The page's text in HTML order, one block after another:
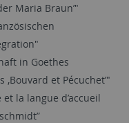
Maria Braun’"
in Goethes
et Pécuchet’"
la langue d’accueil